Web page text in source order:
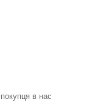
в нас